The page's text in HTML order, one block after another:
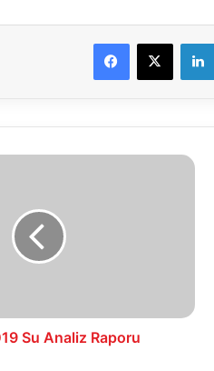
Facebook
X
Su Analiz Raporu